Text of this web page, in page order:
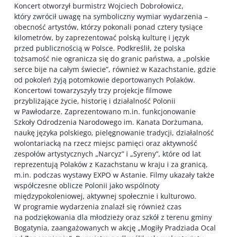
Koncert otworzył burmistrz Wojciech Dobrołowicz,
który zwrócił uwagę na symboliczny wymiar wydarzenia –
obecność artystów, którzy pokonali ponad cztery tysiące
kilometrów, by zaprezentować polską kulturę i język
przed publicznością w Polsce. Podkreślił, że polska
tożsamość nie ogranicza się do granic państwa, a „polskie
serce bije na całym świecie”, również w Kazachstanie, gdzie
od pokoleń żyją potomkowie deportowanych Polaków.
Koncertowi towarzyszyły trzy projekcje filmowe
przybliżające życie, historię i działalność Polonii
w Pawłodarze. Zaprezentowano m.in. funkcjonowanie
Szkoły Odrodzenia Narodowego im. Kanata Dorżumana,
naukę języka polskiego, pielęgnowanie tradycji, działalność
wolontariacką na rzecz miejsc pamięci oraz aktywność
zespołów artystycznych „Narcyz” i „Syreny”, które od lat
reprezentują Polaków z Kazachstanu w kraju i za granicą,
m.in. podczas wystawy EXPO w Astanie. Filmy ukazały także
współczesne oblicze Polonii jako wspólnoty
międzypokoleniowej, aktywnej społecznie i kulturowo.
W programie wydarzenia znalazł się również czas
na podziękowania dla młodzieży oraz szkół z terenu gminy
Bogatynia, zaangażowanych w akcję „Mogiły Pradziada Ocal